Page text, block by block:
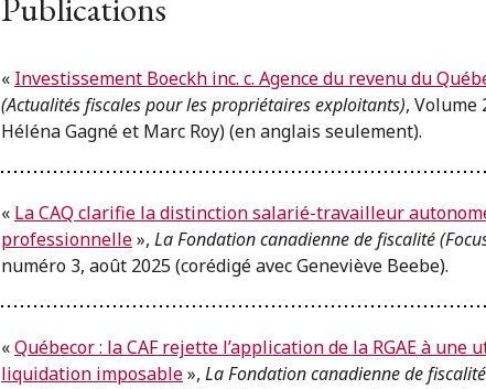
Publications
« Investissement Boeckh inc. c. Agence du revenu du
(Actualités fiscales pour les propriétaires exploitants), Volume
Héléna Gagné et Marc Roy) (en anglais seulement).
« La CAQ clarifie la distinction salarié-travailleur
professionnelle», La Fondation canadienne de fiscalité
numéro 3, août 2025 (corédigé avec Geneviève Beebe).
«Québecor : la CAF rejette l’application de la RGAE à
liquidation imposable», La Fondation canadienne de